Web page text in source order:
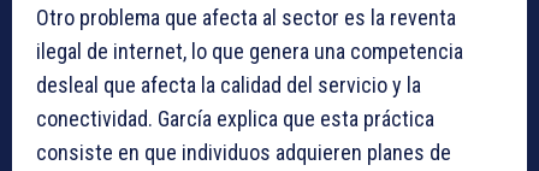
Otro problema que afecta al sector es la reventa
ilegal de internet, lo que genera una competencia
desleal que afecta la calidad del servicio y la
conectividad. García explica que esta práctica
consiste en que individuos adquieren planes de